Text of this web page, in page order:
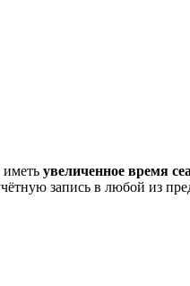
иметь увеличенное время
запись в любой из